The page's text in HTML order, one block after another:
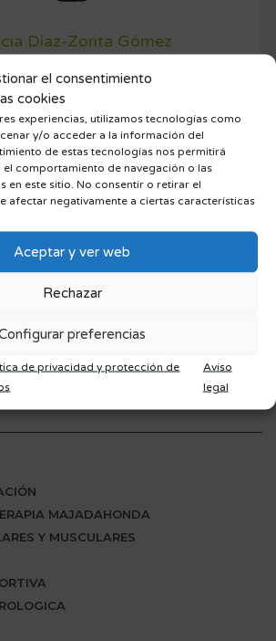
el consentimiento
cookies
experiencias, utilizamos tecnologías como
y/o acceder a la información del
de estas tecnologías nos permitirá
comportamiento de navegación o las
en este sitio. No consentir o retirar el
afectar negativamente a ciertas características
Aceptar y ver web
Rechazar
preferencias
de privacidad y protección de
Aviso
legal
Díaz-Zorita Gómez
Colegiadanº 8579
Carlos
MAJADAHONDA
Y MUSCULARES